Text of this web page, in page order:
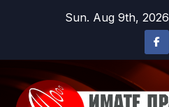
Sun. Aug 9th, 2026